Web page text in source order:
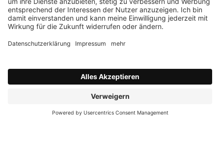
Unsere Standorte
Unternehmen
Datenschutz